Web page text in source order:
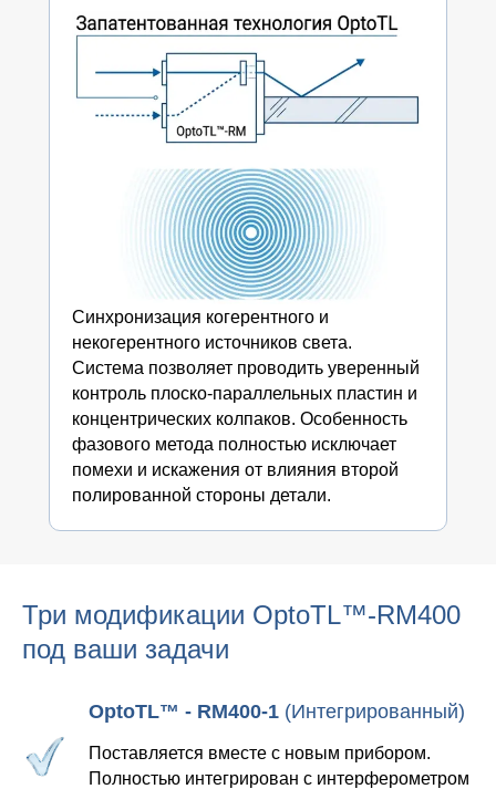
Синхронизация когерентного и
некогерентного источников света.
Система позволяет проводить уверенный
контроль плоско-параллельных пластин и
концентрических колпаков. Особенность
фазового метода полностью исключает
помехи и искажения от влияния второй
полированной стороны детали.
Три модификации OptoTL™-RM400
под ваши задачи
OptoTL™ - RM400-1 (Интегрированный)
Поставляется вместе с новым прибором.
Полностью интегрирован с интерферометром